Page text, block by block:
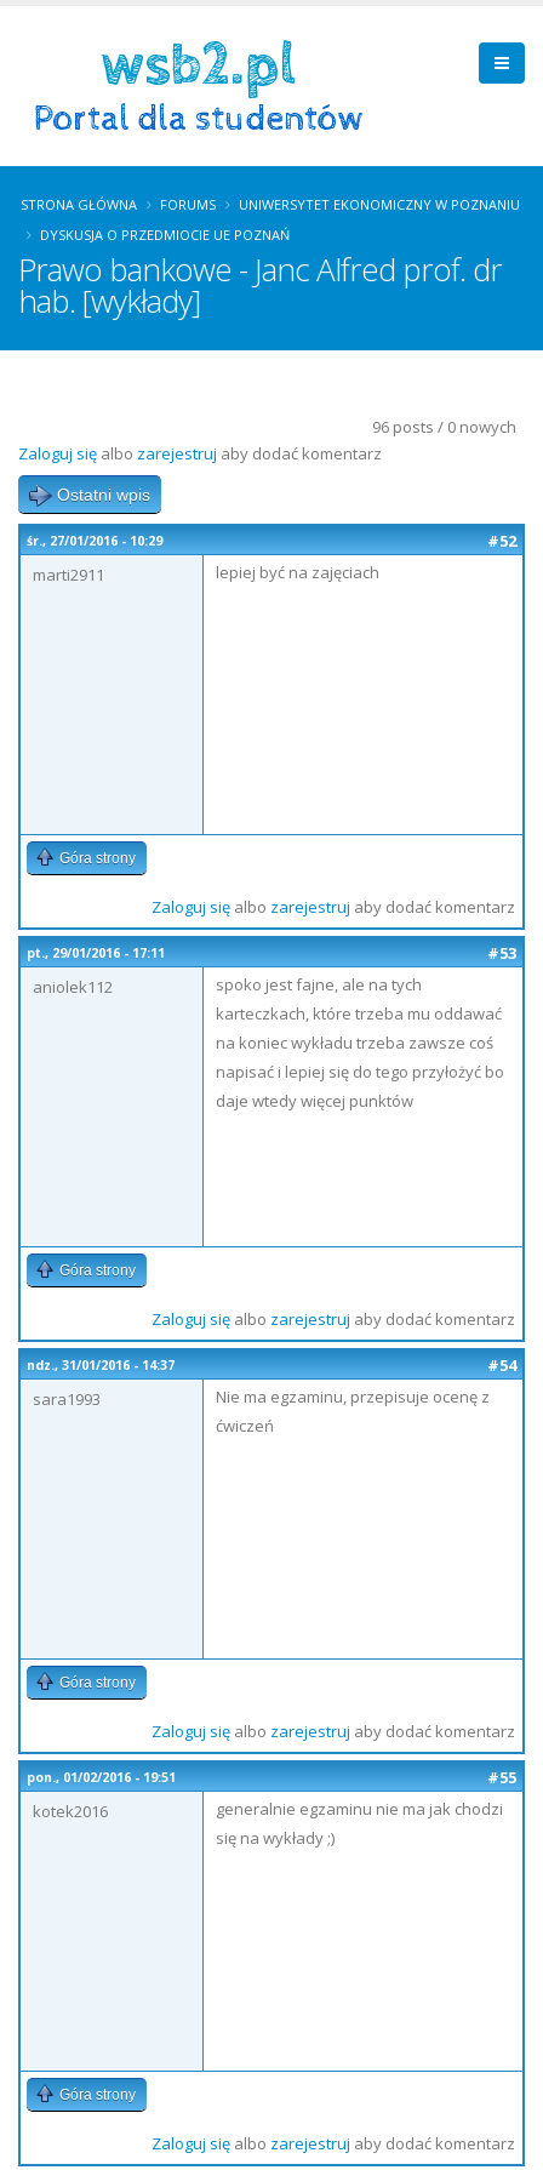
STRONA GŁÓWNA FORUMS
UNIWERSYTET EKONOMICZNY W POZNANIU
DYSKUSJA O PRZEDMIOCIE UE POZNAŃ
Prawo bankowe - Janc Alfred prof. dr
hab. [wykłady]
96 posts / 0 nowych
Zaloguj się albo zarejestruj aby dodać komentarz
Ostatni wpis
śr., 27/01/2016 - 10:29
#52
marti2911
lepiej być na zajęciach
Góra strony
Zaloguj sięalbo zarejestruj aby dodać komentarz
pt., 29/01/2016 - 17:11
#53
aniolek112
spoko jest fajne, ale na tych
karteczkach, które trzeba mu oddawać
na koniec wykładu trzeba zawsze coś
napisać i lepiej się do tego przyłożyć bo
daje wtedy więcej punktów
Góra strony
Zaloguj sięalbo zarejestruj aby dodać komentarz
ndz., 31/01/2016 - 14:37
#54
sara1993
Nie ma egzaminu, przepisuje ocenę z
ćwiczeń
Góra strony
Zaloguj sięalbo zarejestruj aby dodać komentarz
pon., 01/02/2016 - 19:51
#55
kotek2016
generalnie egzaminu nie ma jak chodzi
się na wykłady ;)
Góra strony
Zaloguj sięalbo zarejestruj aby dodać komentarz